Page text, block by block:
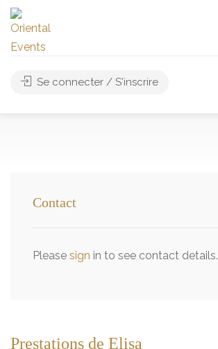
Se connecter / S'inscrire
Contact
Please sign in to see contact details.
Prestations de Elisa